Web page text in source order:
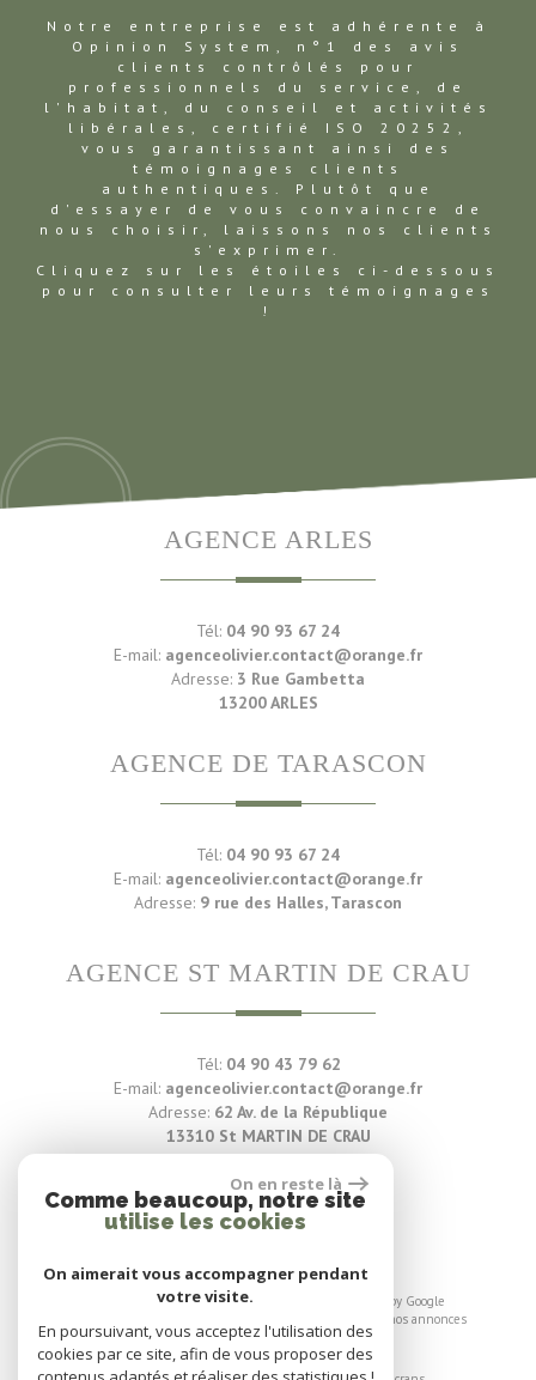
Notre entreprise est adhérente à
Opinion System, n°1 des avis
clients contrôlés pour
professionnels du service, de
l'habitat, du conseil et activités
libérales, certifié ISO 20252,
vous garantissant ainsi des
témoignages clients
authentiques. Plutôt que
d'essayer de vous convaincre de
nous choisir, laissons nos clients
s'exprimer.
Cliquez sur les étoiles ci-dessous
pour consulter leurs témoignages
!
AGENCE ARLES
Tél: 04 90 93 67 24
E-mail: agenceolivier.contact@orange.fr
Adresse: 3 Rue Gambetta
13200 ARLES
AGENCE DE TARASCON
Tél: 04 90 93 67 24
E-mail: agenceolivier.contact@orange.fr
Adresse: 9 rue des Halles, Tarascon
AGENCE ST MARTIN DE CRAU
Tél: 04 90 43 79 62
E-mail: agenceolivier.contact@orange.fr
Adresse: 62 Av. de la République
13310 St MARTIN DE CRAU
Voir nos avis clients
88 avis
© 2026 | Tous droits réservés | Traduction powered by Google
Toutes nos annonces
Site internet compatible multi-supports,
On en reste là
Comme beaucoup, notre site
utilise les cookies
On aimerait vous accompagner pendant
votre visite.
En poursuivant, vous acceptez l'utilisation des
cookies par ce site, afin de vous proposer des